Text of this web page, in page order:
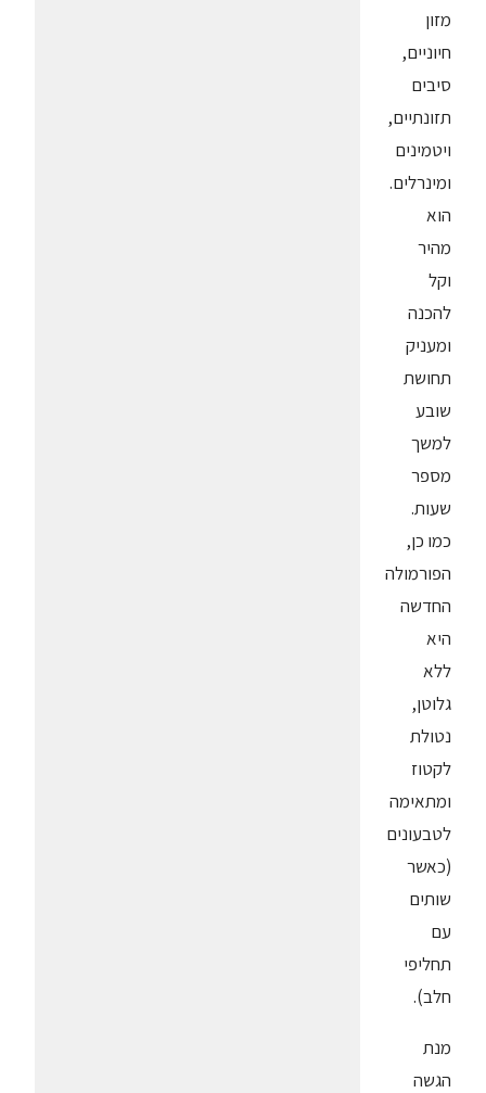
מזון
חיוניים,
סיבים
תזונתיים,
ויטמינים
ומינרלים.
הוא
מהיר
וקל
להכנה
ומעניק
תחושת
שובע
למשך
מספר
שעות.
כמו כן,
הפורמולה
החדשה
היא
ללא
גלוטן,
נטולת
לקטוז
ומתאימה
לטבעונים
(כאשר
שותים
עם
תחליפי
חלב).
מנת
הגשה